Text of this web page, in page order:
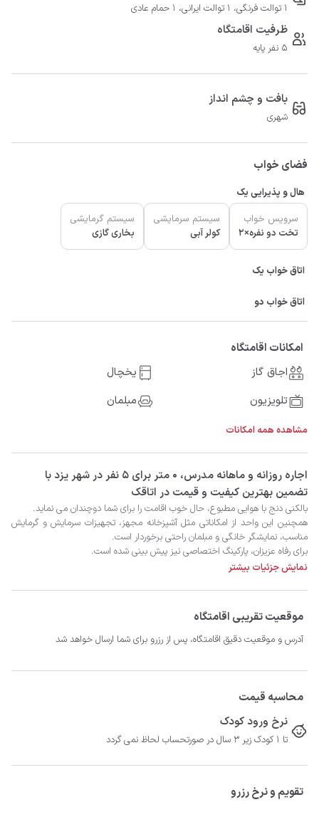
1 توالت فرنگی، 1 توالت ایرانی، 1 حمام عادی
ظرفیت اقامتگاه
5 نفر پایه
بافت و چشم انداز
شهری
فضای خواب
هال و پذیرایی یک
سرویس خواب
تخت دو نفره×2
سیستم سرمایشی
کولر آبی
سیستم گرمایشی
بخاری گازی
اتاق خواب یک
اتاق خواب دو
امکانات اقامتگاه
اجاق گاز
یخچال
تلویزیون
مبلمان
مشاهده همه امکانات
‫‫اجاره روزانه و ماهانه مدرس، 0 متر برای 5 نفر در شهر یزد با
تضمین بهترین کیفیت و قیمت در اتاقک
نمایش جزئیات بیشتر
موقعیت تقریبی اقامتگاه
آدرس و موقعیت دقیق اقامتگاه، پس از رزرو برای شما ارسال خواهد شد
محاسبه قیمت
نرخ ورود کودک
تا 1 کودک زیر 3 سال در صورتحساب لحاظ نمی گردد
تقویم و نرخ رزرو